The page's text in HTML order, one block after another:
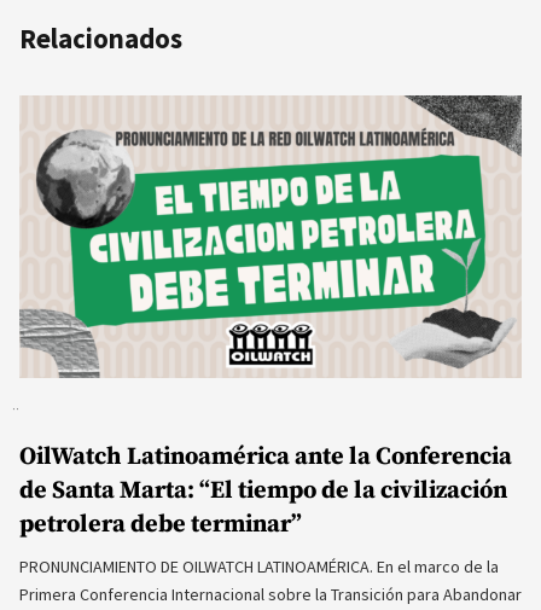
Relacionados
OilWatch Latinoamérica ante la Conferencia
de Santa Marta: “El tiempo de la civilización
petrolera debe terminar”
PRONUNCIAMIENTO DE OILWATCH LATINOAMÉRICA. En el marco de la
Primera Conferencia Internacional sobre la Transición para Abandonar